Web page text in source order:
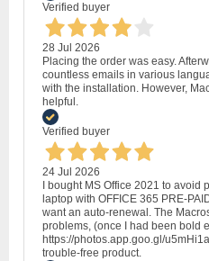
Verified buyer
28 Jul 2026
Placing the order was easy.
countless emails in various
with the installation. However,
helpful.
Verified buyer
24 Jul 2026
I bought MS Office 2021 to
laptop with OFFICE 365 PRE-
want an auto-renewal. The
problems, (once I had been bold
https://photos.app.goo.gl/
trouble-free product.